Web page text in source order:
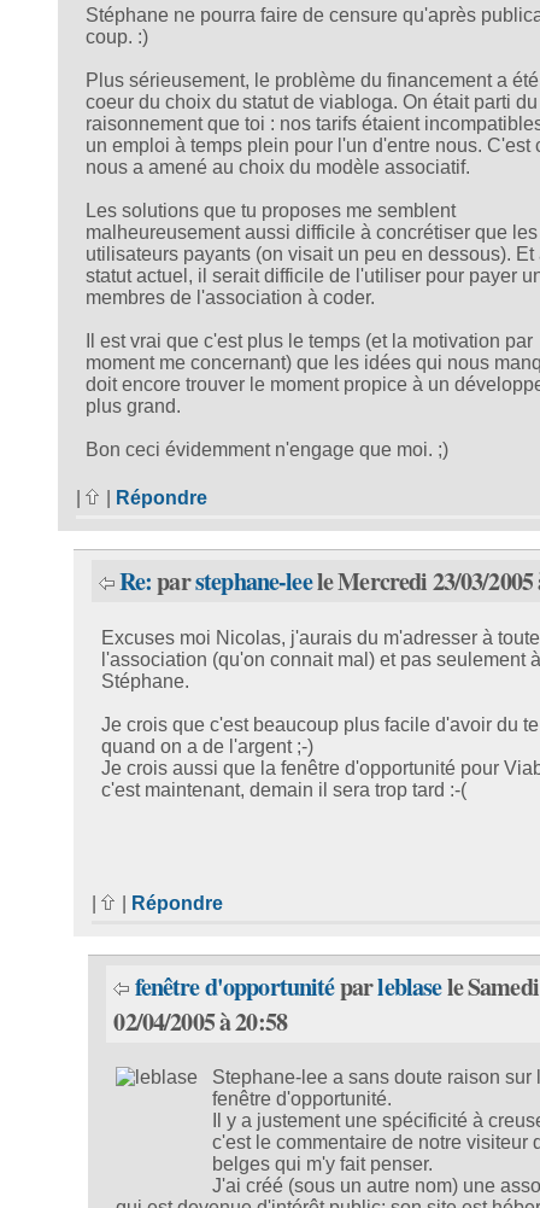
Stéphane ne pourra faire de censure qu'après
coup. :)
Plus sérieusement, le problème du financement a
coeur du choix du statut de viabloga. On était parti
raisonnement que toi : nos tarifs étaient
un emploi à temps plein pour l'un d'entre nous. C'est
nous a amené au choix du modèle associatif.
Les solutions que tu proposes me semblent
malheureusement aussi difficile à concrétiser que
utilisateurs payants (on visait un peu en dessous). Et
statut actuel, il serait difficile de l'utiliser pour payer
membres de l'association à coder.
Il est vrai que c'est plus le temps (et la motivation par
moment me concernant) que les idées qui nous
doit encore trouver le moment propice à un
plus grand.
Bon ceci évidemment n'engage que moi. ;)
Répondre
Re:parstephane-leele Mercredi 23/03/2005
Excuses moi Nicolas, j'aurais du m'adresser à toute
l'association (qu'on connait mal) et pas seulement à
Stéphane.
Je crois que c'est beaucoup plus facile d'avoir du
quand on a de l'argent ;-)
Je crois aussi que la fenêtre d'opportunité pour
c'est maintenant, demain il sera trop tard :-(
Répondre
fenêtre d'opportunitéparleblasele Samedi
02/04/2005 à 20:58
Stephane-lee a sans doute raison sur
fenêtre d'opportunité.
Il y a justement une spécificité à
c'est le commentaire de notre visiteur
belges qui m'y fait penser.
J'ai créé (sous un autre nom) une